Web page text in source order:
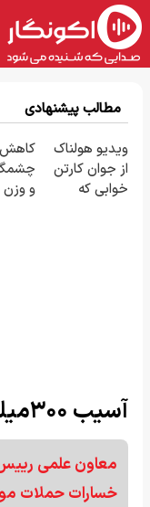
مطالب پیشنهادی
ویدیو هولناک
از جوان کارتن
خوابی که
کاهش
و وزن
آسیب ۳۰۰میلیون دلاری جنگ به فناوری
معاون علمی
خسارات حملات